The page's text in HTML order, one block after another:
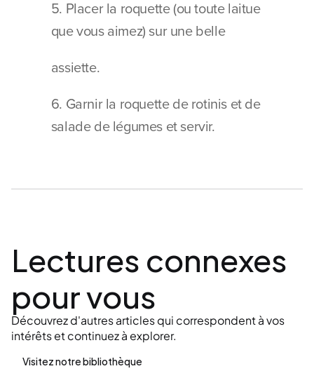
5. Placer la roquette (ou toute laitue
que vous aimez) sur une belle
assiette.
6. Garnir la roquette de rotinis et de
salade de légumes et servir.
Lectures connexes
pour vous
Découvrez d'autres articles qui correspondent à vos
intérêts et continuez à explorer.
Visitez notre bibliothèque